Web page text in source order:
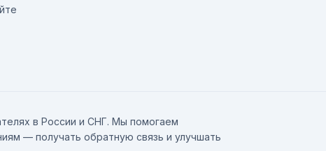
в России и СНГ. Мы помогаем
— получать обратную связь и улучшать